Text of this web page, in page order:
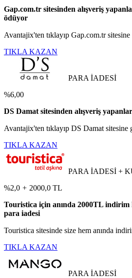
Gap.com.tr sitesinden alışveriş
ödüyor
Avantajix'ten tıklayıp Gap.com.tr
TIKLA KAZAN
PARA İADESİ
%6,00
DS Damat sitesinden alışveriş
Avantajix'ten tıklayıp DS Damat
TIKLA KAZAN
PARA İADESİ +
%2,0 + 2000,0 TL
Touristica için anında 2000TL
para iadesi
Touristica sitesinde size hem anında
TIKLA KAZAN
PARA İADESİ